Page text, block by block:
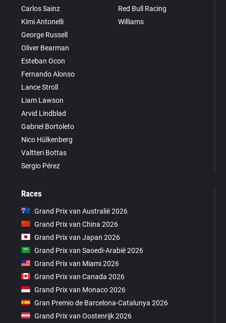
Carlos Sainz
Kimi Antonelli
George Russell
Oliver Bearman
Esteban Ocon
Fernando Alonso
Lance Stroll
Liam Lawson
Arvid Lindblad
Gabriel Bortoleto
Nico Hülkenberg
Valtteri Bottas
Sergio Pérez
Red Bull Racing
Williams
Races
Grand Prix van Australië 2026
Grand Prix van China 2026
Grand Prix van Japan 2026
Grand Prix van Saoedi-Arabië 2026
Grand Prix van Miami 2026
Grand Prix van Canada 2026
Grand Prix van Monaco 2026
Gran Premio de Barcelona-Catalunya 2026
Grand Prix van Oostenrijk 2026